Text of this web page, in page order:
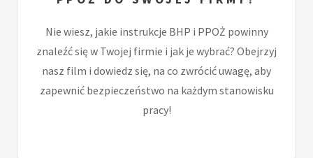
Nie wiesz, jakie instrukcje BHP i PPOŻ powinny
znaleźć się w Twojej firmie i jak je wybrać? Obejrzyj
nasz film i dowiedz się, na co zwrócić uwagę, aby
zapewnić bezpieczeństwo na każdym stanowisku
pracy!